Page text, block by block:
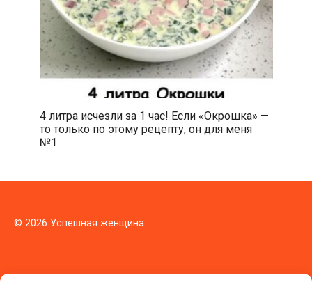
4 литра исчезли за 1 час! Если «Окрошка» —
то только по этому рецепту, он для меня
№1.
© 2026 Успешная женщина